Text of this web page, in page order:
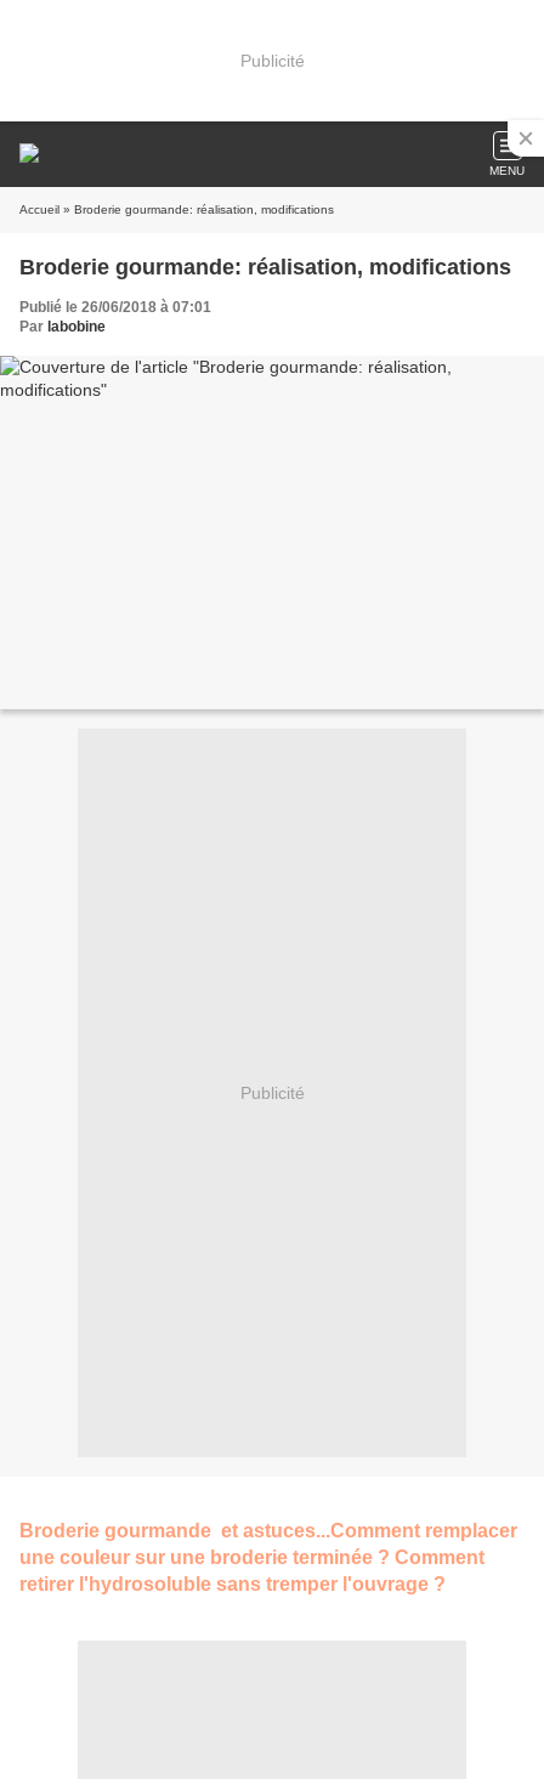
Publicité
MENU
Accueil » Broderie gourmande: réalisation, modifications
Broderie gourmande: réalisation, modifications
Publié le 26/06/2018 à 07:01
Par labobine
Publicité
Broderie gourmande et astuces...Comment remplacer
une couleur sur une broderie terminée ? Comment
retirer l'hydrosoluble sans tremper l'ouvrage ?